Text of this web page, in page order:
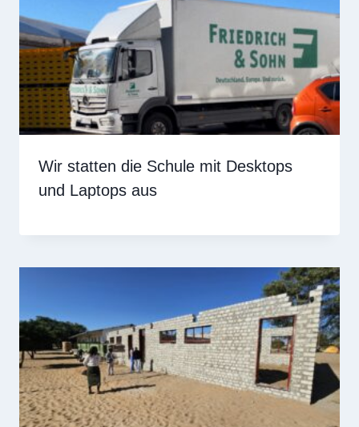
Wir statten die Schule mit Desktops
und Laptops aus